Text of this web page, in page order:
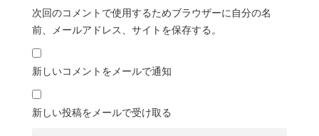
次回のコメントで使用するためブラウザーに自分の名
前、メールアドレス、サイトを保存する。
新しいコメントをメールで通知
新しい投稿をメールで受け取る